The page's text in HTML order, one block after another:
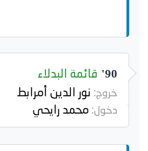
90' قائمة البدلاء
خروج: نور الدين أمرابط
دخول: محمد رايحي